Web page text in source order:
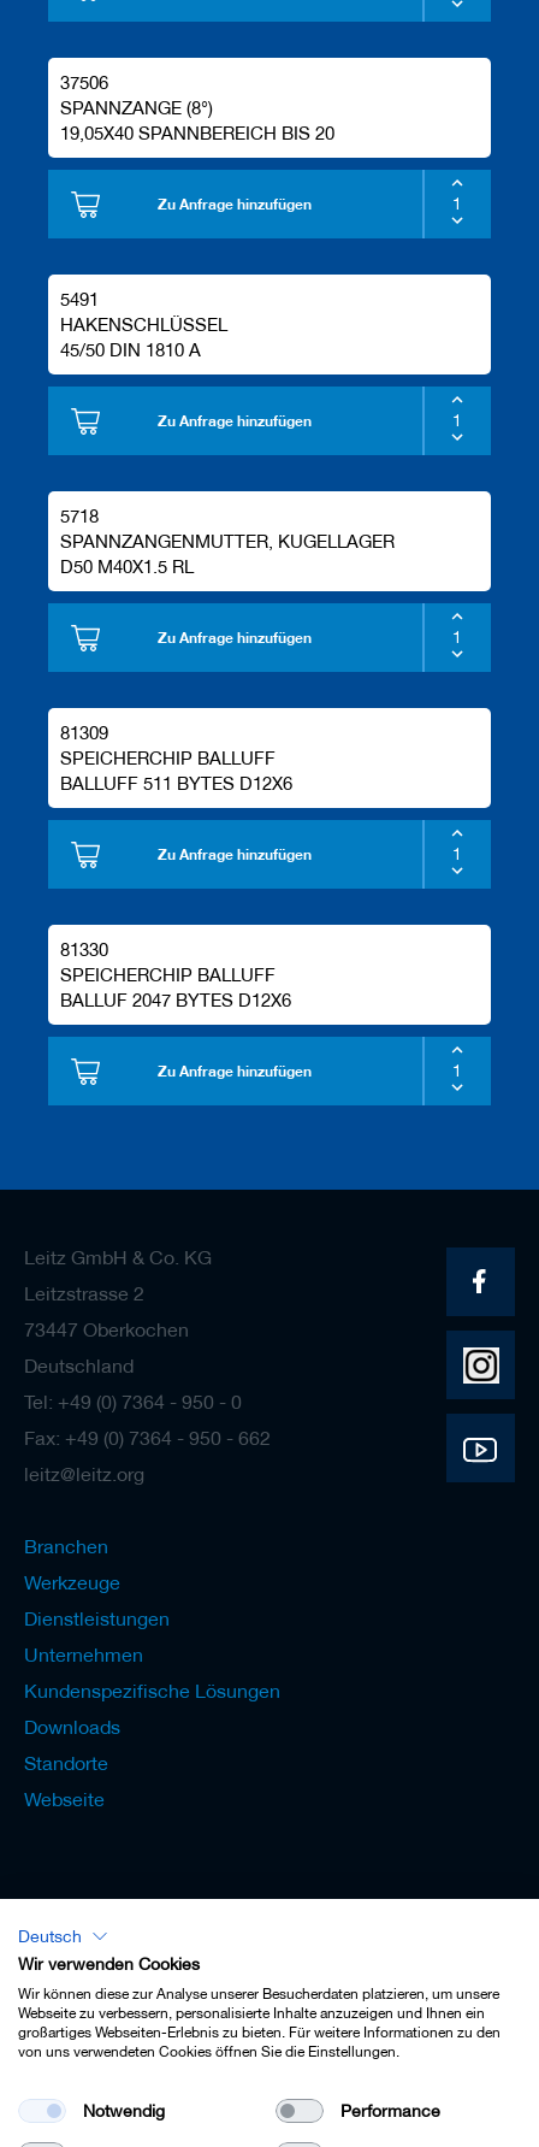
37506
SPANNZANGE (8°)
19,05X40 SPANNBEREICH BIS 20
Zu Anfrage hinzufügen
5491
HAKENSCHLÜSSEL
45/50 DIN 1810 A
Zu Anfrage hinzufügen
5718
SPANNZANGENMUTTER, KUGELLAGER
D50 M40X1.5 RL
Zu Anfrage hinzufügen
81309
SPEICHERCHIP BALLUFF
BALLUFF 511 BYTES D12X6
Zu Anfrage hinzufügen
81330
SPEICHERCHIP BALLUFF
BALLUF 2047 BYTES D12X6
Zu Anfrage hinzufügen
Leitz GmbH & Co. KG
Leitzstrasse 2
73447 Oberkochen
Deutschland
Tel: +49 (0) 7364 - 950 - 0
Fax: +49 (0) 7364 - 950 - 662
leitz@leitz.org
Branchen
Werkzeuge
Dienstleistungen
Unternehmen
Kundenspezifische Lösungen
Downloads
Standorte
Webseite
Lexikon - Deutsch
Impressum
Deutsch
Wir verwenden Cookies
Wir können diese zur Analyse unserer Besucherdaten platzieren, um unsere
Webseite zu verbessern, personalisierte Inhalte anzuzeigen und Ihnen ein
großartiges Webseiten-Erlebnis zu bieten. Für weitere Informationen zu den
von uns verwendeten Cookies öffnen Sie die Einstellungen.
Notwendig Performance